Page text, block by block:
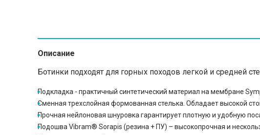
Описание
Ботинки подходят для горных походов легкой и средней
Подкладка - практичный синтетический материал на мембране
Сменная трехслойная формованная стелька. Обладает высокой
Прочная нейлоновая шнуровка гарантирует плотную и удобную
Подошва Vibram® Sorapis (резина + ПУ) – высокопрочная и